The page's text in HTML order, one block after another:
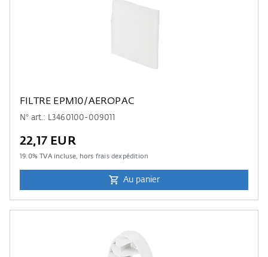
FILTRE EPM10/AEROPAC
N° art.: L3460100-009011
22,17 EUR
19.0% TVA incluse, hors frais dexpédition
Au panier